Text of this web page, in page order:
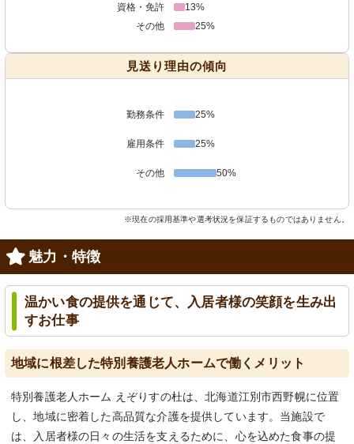
資格・免許
13%
その他
25%
見送り理由の傾向
勤務条件 25%
雇用条件 25%
その他 50%
※現在の採用基準や選考状況を保証するものではありません。
魅力・特徴
温かい食の提供を通じて、入居者様の笑顔を生み出
すお仕事
地域に根差した特別養護老人ホームで働くメリット
特別養護老人ホーム えぞりすの杜は、北海道江別市西野幌に位置
し、地域に密着した高品質な介護を提供しています。当施設で
は、入居者様の日々の生活を支えるために、心を込めた食事の提